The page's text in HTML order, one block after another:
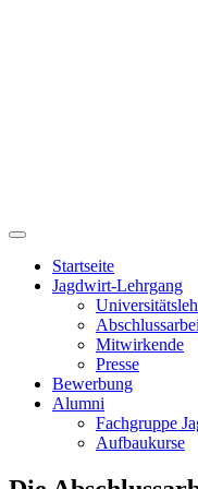
Startseite
Jagdwirt-Lehrgang
Mitwirkende
Presse
Bewerbung
Alumni
Fachgruppe
Aufbaukurse